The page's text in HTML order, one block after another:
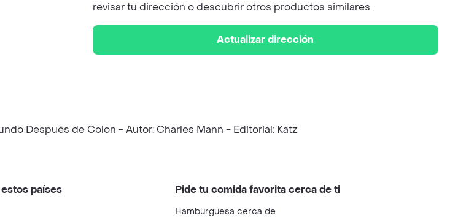
revisar tu dirección o descubrir otros productos similares.
Actualizar dirección
Después de Colon - Autor: Charles Mann - Editorial: Katz
países Pide tu comida favorita cerca de ti
Hamburguesa cerca de